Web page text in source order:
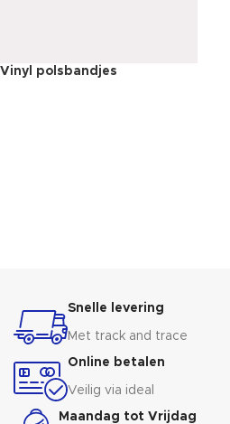
Vinyl polsbandjes
Snelle levering
Met track and trace
Online betalen
Veilig via ideal
Maandag tot Vrijdag